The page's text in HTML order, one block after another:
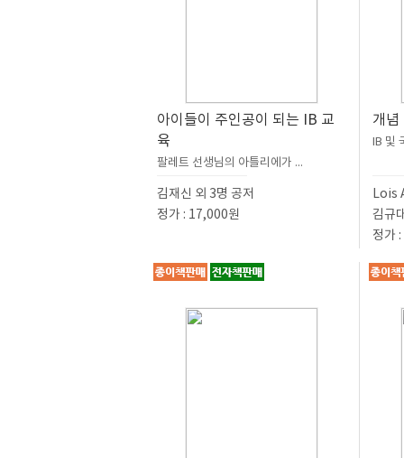
아이들이 주인공이 되는 IB 교
육
팔레트 선생님의 아틀리에가 ...
김재신 외 3명 공저
정가 : 17,000원
개념
IB 및
Lois
김규
정가